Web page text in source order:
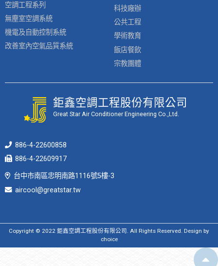
空調工程系列
無塵室空調系統
機電及自動控制系統
改善室內空氣品質系統
科技廠辦
公共工程
學術教育
飯店餐飲
宗教團體
鉅鑫空調工程股份有限公司
Great Star Air Conditioner Engineering Co.,Ltd.
886-4-22600858
886-4-22609917
台中市南區忠明南路1116號5樓-3
aircool@greatstar.tw
Copyright © 2022 鉅鑫空調工程股份有限公司. All Rights Reserved. Design by
choice